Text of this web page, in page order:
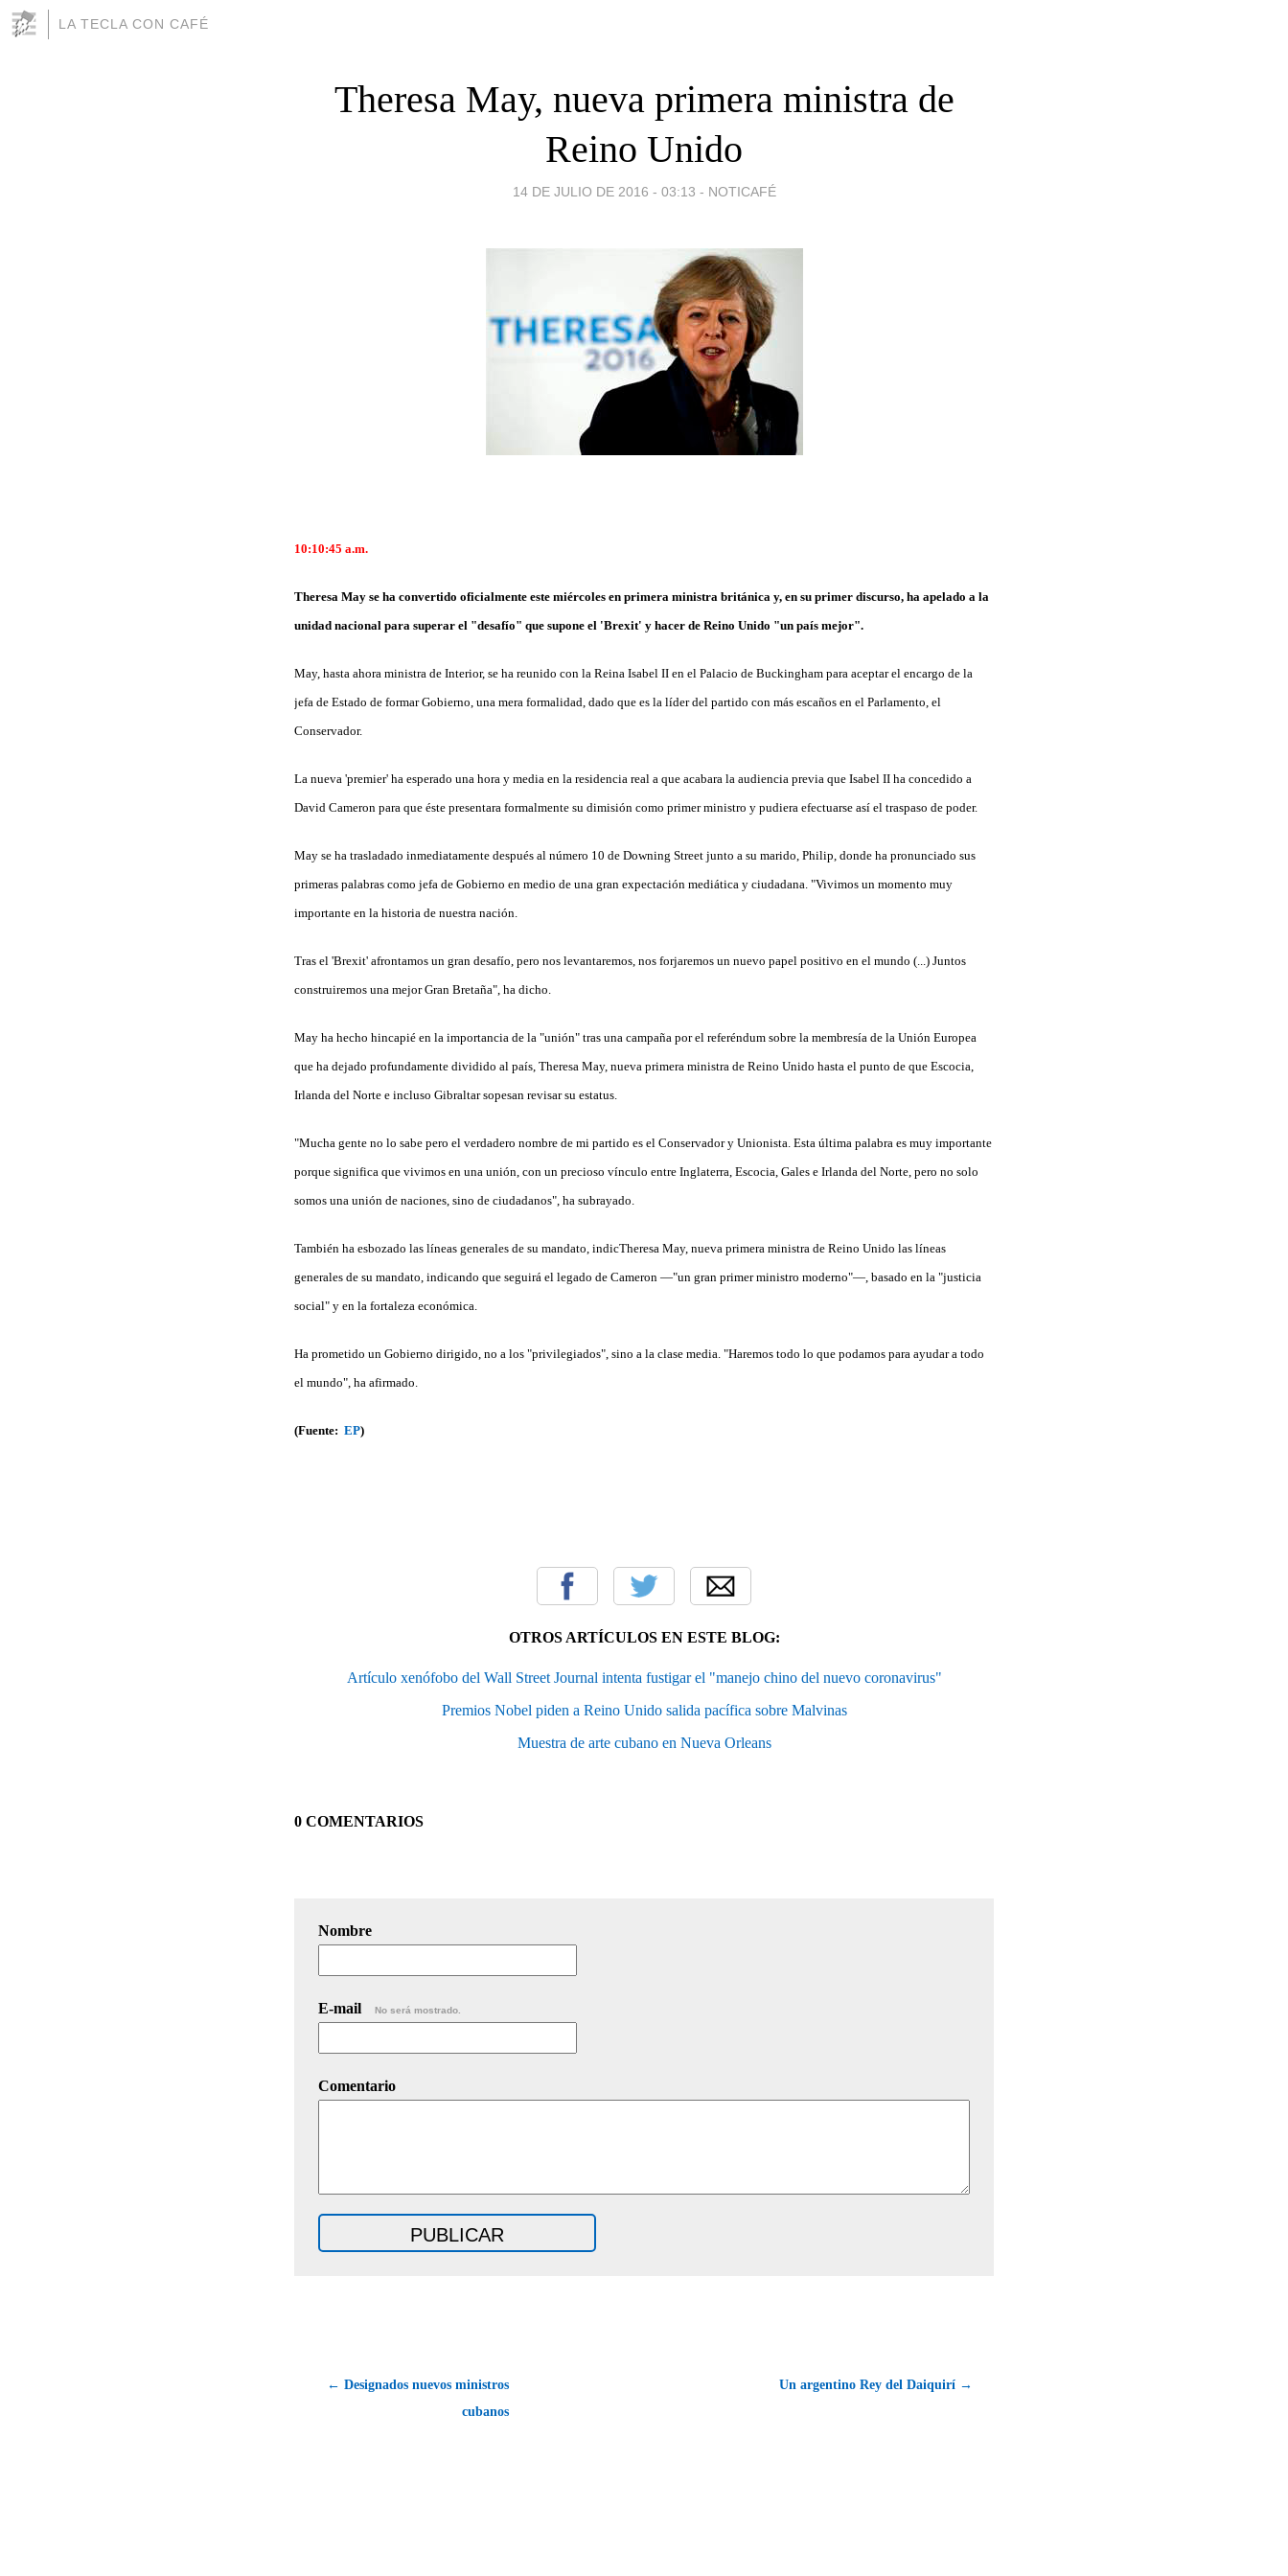
LA TECLA CON CAFÉ
Theresa May, nueva primera ministra de
Reino Unido
14 DE JULIO DE 2016 - 03:13 - NOTICAFÉ
10:10:45 a.m.
Theresa May se ha convertido oficialmente este miércoles en primera ministra británica y, en su primer discurso, ha apelado a la
unidad nacional para superar el "desafío" que supone el 'Brexit' y hacer de Reino Unido "un país mejor".
May, hasta ahora ministra de Interior, se ha reunido con la Reina Isabel II en el Palacio de Buckingham para aceptar el encargo de la
jefa de Estado de formar Gobierno, una mera formalidad, dado que es la líder del partido con más escaños en el Parlamento, el
Conservador.
La nueva 'premier' ha esperado una hora y media en la residencia real a que acabara la audiencia previa que Isabel II ha concedido a
David Cameron para que éste presentara formalmente su dimisión como primer ministro y pudiera efectuarse así el traspaso de poder.
May se ha trasladado inmediatamente después al número 10 de Downing Street junto a su marido, Philip, donde ha pronunciado sus
primeras palabras como jefa de Gobierno en medio de una gran expectación mediática y ciudadana. "Vivimos un momento muy
importante en la historia de nuestra nación.
Tras el 'Brexit' afrontamos un gran desafío, pero nos levantaremos, nos forjaremos un nuevo papel positivo en el mundo (...) Juntos
construiremos una mejor Gran Bretaña", ha dicho.
May ha hecho hincapié en la importancia de la "unión" tras una campaña por el referéndum sobre la membresía de la Unión Europea
que ha dejado profundamente dividido al país, Theresa May, nueva primera ministra de Reino Unido hasta el punto de que Escocia,
Irlanda del Norte e incluso Gibraltar sopesan revisar su estatus.
"Mucha gente no lo sabe pero el verdadero nombre de mi partido es el Conservador y Unionista. Esta última palabra es muy importante
porque significa que vivimos en una unión, con un precioso vínculo entre Inglaterra, Escocia, Gales e Irlanda del Norte, pero no solo
somos una unión de naciones, sino de ciudadanos", ha subrayado.
También ha esbozado las líneas generales de su mandato, indicTheresa May, nueva primera ministra de Reino Unido las líneas
generales de su mandato, indicando que seguirá el legado de Cameron —"un gran primer ministro moderno"—, basado en la "justicia
social" y en la fortaleza económica.
Ha prometido un Gobierno dirigido, no a los "privilegiados", sino a la clase media. "Haremos todo lo que podamos para ayudar a todo
el mundo", ha afirmado.
(Fuente: EP)
OTROS ARTÍCULOS EN ESTE BLOG:
Artículo xenófobo del Wall Street Journal intenta fustigar el "manejo chino del nuevo coronavirus"
Premios Nobel piden a Reino Unido salida pacífica sobre Malvinas
Muestra de arte cubano en Nueva Orleans
0 COMENTARIOS
Nombre
E-mail No será mostrado.
Comentario
← Designados nuevos ministros
cubanos
Un argentino Rey del Daiquirí →